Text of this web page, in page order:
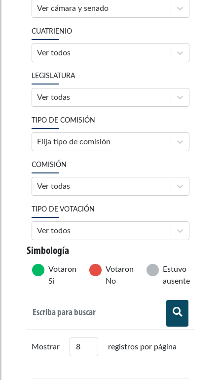
Ver cámara y senado
CUATRIENIO
Ver todos
LEGISLATURA
Ver todas
TIPO DE COMISIÓN
Elija tipo de comisión
COMISIÓN
Ver todas
TIPO DE VOTACIÓN
Ver todos
Simbología
Votaron
Si
Votaron
No
Estuvo
ausente
Mostrar registros por página